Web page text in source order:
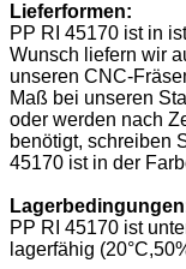
Lieferformen:
PP RI 45170 ist in
Wunsch liefern wir
unseren CNC-
Maß bei unseren
oder werden nach
benötigt, schreiben
45170 ist in der
PP RI 45170 ist
lagerfähig